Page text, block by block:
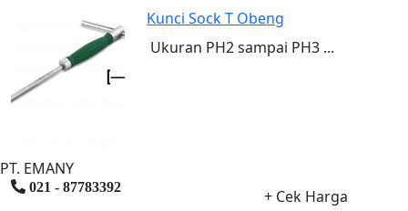
Kunci Sock T Obeng
Ukuran PH2 sampai PH3 ...
PT. EMANY
021 - 87783392 + Cek Harga